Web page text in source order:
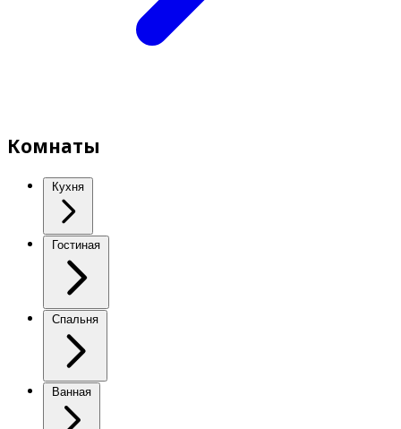
Комнаты
Кухня
Гостиная
Спальня
Ванная